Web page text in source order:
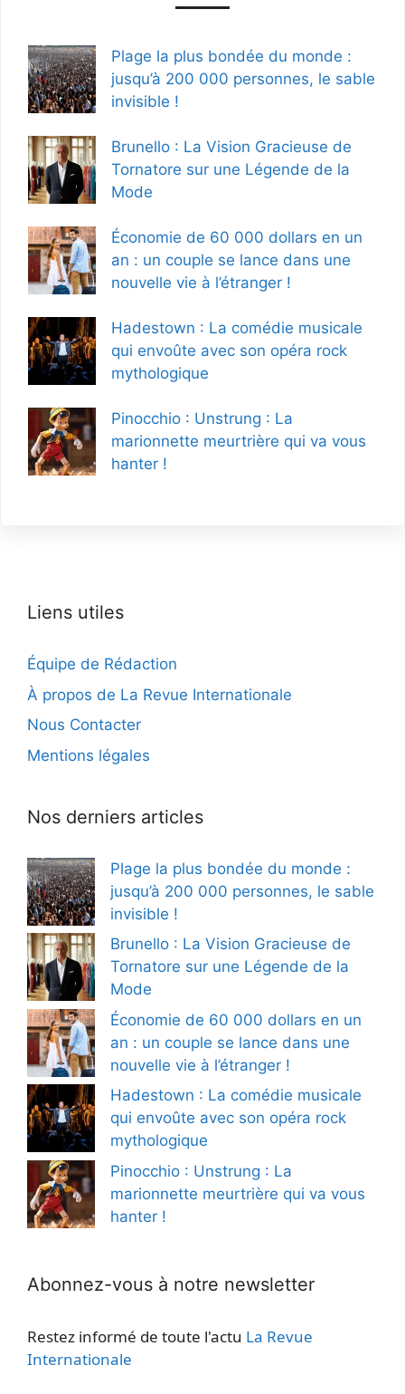
Plage la plus bondée du monde :
jusqu’à 200 000 personnes, le sable
invisible !
Brunello : La Vision Gracieuse de
Tornatore sur une Légende de la
Mode
Économie de 60 000 dollars en un
an : un couple se lance dans une
nouvelle vie à l’étranger !
Hadestown : La comédie musicale
qui envoûte avec son opéra rock
mythologique
Pinocchio : Unstrung : La
marionnette meurtrière qui va vous
hanter !
Liens utiles
Équipe de Rédaction
À propos de La Revue Internationale
Nous Contacter
Mentions légales
Nos derniers articles
Plage la plus bondée du monde :
jusqu’à 200 000 personnes, le sable
invisible !
Brunello : La Vision Gracieuse de
Tornatore sur une Légende de la
Mode
Économie de 60 000 dollars en un
an : un couple se lance dans une
nouvelle vie à l’étranger !
Hadestown : La comédie musicale
qui envoûte avec son opéra rock
mythologique
Pinocchio : Unstrung : La
marionnette meurtrière qui va vous
hanter !
Abonnez-vous à notre newsletter
Restez informé de toute l'actu La Revue
Internationale